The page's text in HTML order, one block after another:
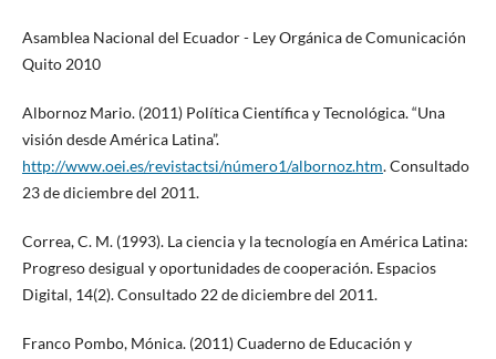
Asamblea Nacional del Ecuador - Ley Orgánica de Comunicación
Quito 2010
Albornoz Mario. (2011) Política Científica y Tecnológica. “Una
visión desde América Latina”.
http://www.oei.es/revistactsi/número1/albornoz.htm. Consultado
23 de diciembre del 2011.
Correa, C. M. (1993). La ciencia y la tecnología en América Latina:
Progreso desigual y oportunidades de cooperación. Espacios
Digital, 14(2). Consultado 22 de diciembre del 2011.
Franco Pombo, Mónica. (2011) Cuaderno de Educación y